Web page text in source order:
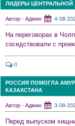
ЛИДЕРЫ
Автор - Админ 4-08-
На переговорах в
соседствовали с
:0
РОССИЯ ПОМОГЛА
КАЗАХСТАНА
Автор - Админ 3-08-
Перед выпуском